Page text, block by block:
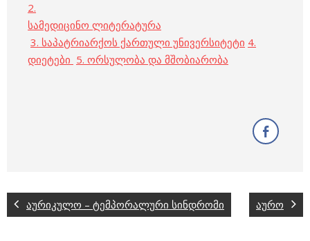
2.
სამედიცინო ლიტერატურა
3. საპატრიარქოს ქართული უნივერსიტეტი 4.
დიეტები 5. ორსულობა და მშობიარობა
აურიკულო – ტემპორალური სინდრომი აურო